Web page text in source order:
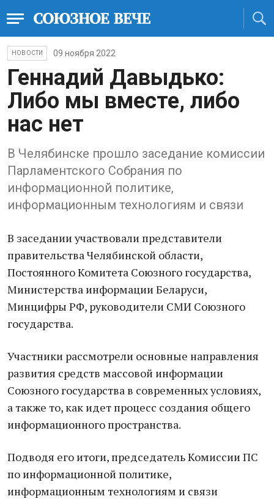
НОВОСТИ 09 ноября 2022
Геннадий Давыдько:
Либо мы вместе, либо
нас нет
В Челябинске прошло заседание комиссии
Парламентского Собрания по
информационной политике,
информационным технологиям и связи
В заседании участвовали представители
правительства Челябинской области,
Постоянного Комитета Союзного государства,
Министерства информации Беларуси,
Минцифры РФ, руководители СМИ Союзного
государства.
Участники рассмотрели основные направления
развития средств массовой информации
Союзного государства в современных условиях,
а также то, как идет процесс создания общего
информационного пространства.
Подводя его итоги, председатель Комиссии ПС
по информационной политике,
информационным технологиям и связи